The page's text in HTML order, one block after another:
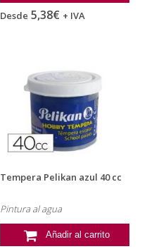
Desde 5,38€ + IVA
Tempera Pelikan azul 40 cc
Pintura al agua
Añadir al carrito